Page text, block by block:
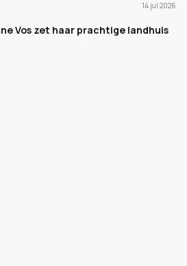
14 jul 2026
Vos zet haar prachtige landhuis